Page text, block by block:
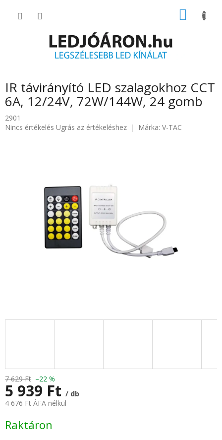
KOSÁR
IR távirányító LED szalagokhoz CCT
6A, 12/24V, 72W/144W, 24 gomb
2901
A
Nincs értékelés Ugrás az értékeléshez Márka: V-TAC
7 629 Ft –22 %
5 939 Ft / db
4 676 Ft ÁFA nélkül
Raktáron